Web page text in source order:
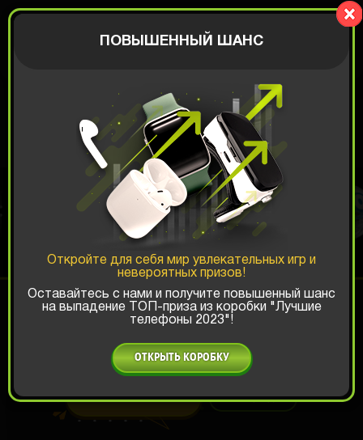
АВТОРИЗАЦИЯ
КОРОБКА С
ИГРУШКАМИ
Шанс ТОП-выигрыша:
x1 x2 x3
Есть промокод?
ОТКРЫТЬ ЗА 499РУБ Демо прокрут
ПОВЫШЕННЫЙ ШАНС
Откройте для себя мир увлекательных игр и
невероятных призов!
Оставайтесь с нами и получите повышенный шанс
на выпадение ТОП-приза из коробки "Лучшие
телефоны 2023"!
ОТКРЫТЬ КОРОБКУ